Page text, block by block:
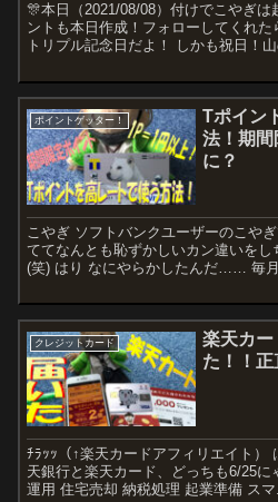
🎊本日（2021/08/08）付けでこやぎは
ントも本日作成！フォローしてくれ
トリプル記念日だよ！ しかも祝日！
ポイントゲッター！
Tポイン
法！期
に？
こやぎ ソフトバンクユーザーのこや
ててなんとも恥ずかしいカン違いを
(笑) はり なにやらかしたんだ…… 毎月
クレジットカード
楽天カ
た！！正
ﾁﾗｯｯ（↑楽天カードアフィリエイト）
天銀行と楽天カード、どっちも6/25
運用 住宅売却 納税処理 起業準備 ス